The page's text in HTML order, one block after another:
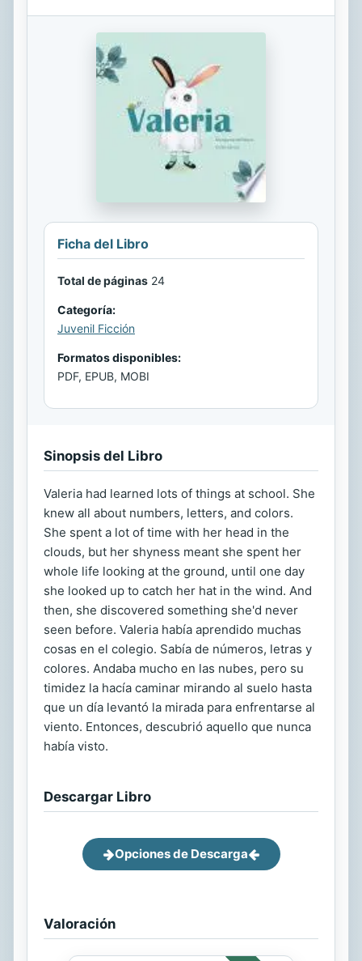
Ficha del Libro
Total de páginas 24
Categoría:
Juvenil Ficción
Formatos disponibles:
PDF, EPUB, MOBI
Sinopsis del Libro
Valeria had learned lots of things at school. She
knew all about numbers, letters, and colors.
She spent a lot of time with her head in the
clouds, but her shyness meant she spent her
whole life looking at the ground, until one day
she looked up to catch her hat in the wind. And
then, she discovered something she'd never
seen before. Valeria había aprendido muchas
cosas en el colegio. Sabía de números, letras y
colores. Andaba mucho en las nubes, pero su
timidez la hacía caminar mirando al suelo hasta
que un día levantó la mirada para enfrentarse al
viento. Entonces, descubrió aquello que nunca
había visto.
Descargar Libro
Opciones de Descarga
Valoración